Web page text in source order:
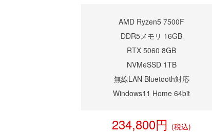
AMD Ryzen5 7500F
DDR5メモリ 16GB
RTX 5060 8GB
NVMeSSD 1TB
無線LAN Bluetooth対応
Windows11 Home 64bit
234,800円 (税込)